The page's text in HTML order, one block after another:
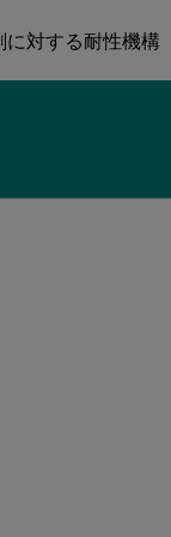
に対する耐性機構